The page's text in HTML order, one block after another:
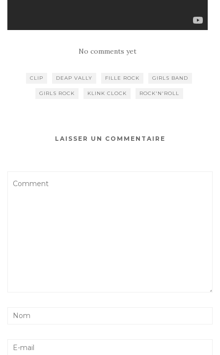
No comments yet
CLIP DEAP VALLY FILLE ROCK GIRLS BAND
GIRLS ROCK KLINK CLOCK ROCK'N'ROLL
LAISSER UN COMMENTAIRE